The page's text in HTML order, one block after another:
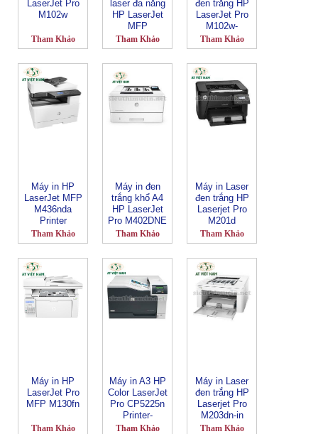
LaserJet Pro
M102w
Tham Khảo
laser đa năng
HP LaserJet
MFP
M436NDA
W7U02A
Tham Khảo
đen trắng HP
LaserJet Pro
M102w-
G3Q35A-in
Wifi
Tham Khảo
Máy in HP
LaserJet MFP
M436nda
Printer
Tham Khảo
Máy in đen
trắng khổ A4
HP LaserJet
Pro M402DNE
C5F92A
Tham Khảo
Máy in Laser
đen trắng HP
Laserjet Pro
M201d
CF455A-in đảo
mặt
Tham Khảo
Máy in HP
LaserJet Pro
MFP M130fn
Tham Khảo
Máy in A3 HP
Color LaserJet
Pro CP5225n
Printer-
CE711A
Tham Khảo
Máy in Laser
đen trắng HP
Laserjet Pro
M203dn-in
mạng-đảo mặt
Tham Khảo